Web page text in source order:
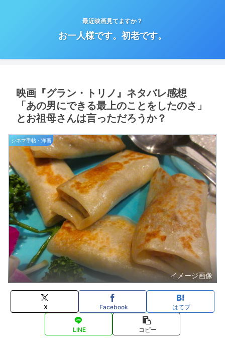
最近映画見てますか？
お一人様です。初老です。
映画『グラン・トリノ』ネタバレ感想
「あの男にできる最上のことをしたのさ」
とお祖母さんは言っただろうか？
シネマ手帖・洋画
イメージ画像
X Facebook はてブ
LINE コピー